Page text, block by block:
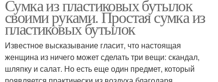
Сумка из пластиковых бутылок
своими руками. Простая сумка из
пластиковых бутылок
Известное высказывание гласит, что настоящая
женщина из ничего может сделать три вещи: скандал,
шляпку и салат. Но есть еще один предмет, который